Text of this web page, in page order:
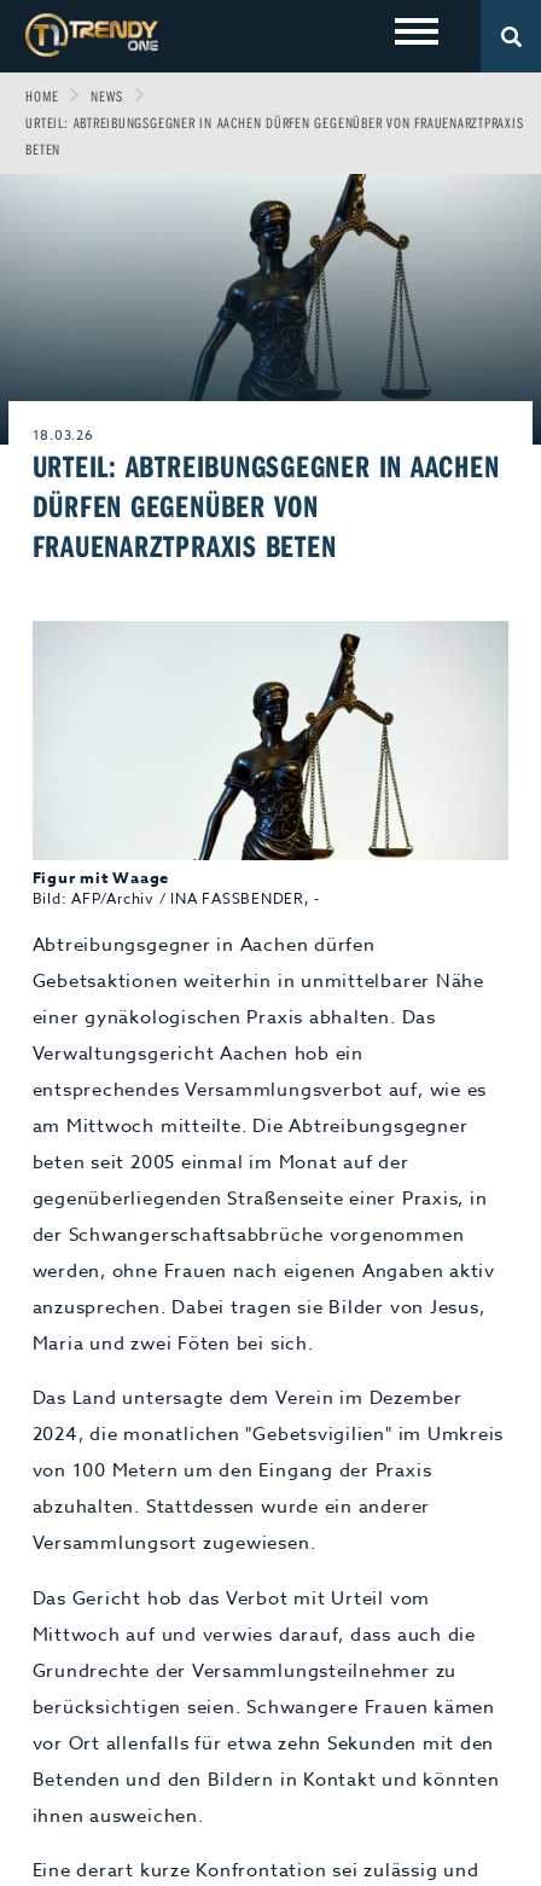
LOKALES
Augsburg
Ulm
FOTOS
VIDEOS
ÜBER UNS
Team
Jobs & Karriere
WERBEN BEI TRENDYONE
MEHR+
Sport
Entertainment
Genuss
Liebe & Leidenschaft
Automobil
Gewinnspiele
Fun
Start-Up
Magazin E-Paper
Kontakt
Impressum
HOME
NEWS
URTEIL: ABTREIBUNGSGEGNER IN AACHEN DÜRFEN GEGENÜBER VON FRAUENARZTPRAXIS
BETEN
18.03.26
URTEIL: ABTREIBUNGSGEGNER IN AACHEN
DÜRFEN GEGENÜBER VON
FRAUENARZTPRAXIS BETEN
Figur mit Waage
Bild: AFP/Archiv / INA FASSBENDER, -
Abtreibungsgegner in Aachen dürfen
Gebetsaktionen weiterhin in unmittelbarer Nähe
einer gynäkologischen Praxis abhalten. Das
Verwaltungsgericht Aachen hob ein
entsprechendes Versammlungsverbot auf, wie es
am Mittwoch mitteilte. Die Abtreibungsgegner
beten seit 2005 einmal im Monat auf der
gegenüberliegenden Straßenseite einer Praxis, in
der Schwangerschaftsabbrüche vorgenommen
werden, ohne Frauen nach eigenen Angaben aktiv
anzusprechen. Dabei tragen sie Bilder von Jesus,
Maria und zwei Föten bei sich.
Das Land untersagte dem Verein im Dezember
2024, die monatlichen "Gebetsvigilien" im Umkreis
von 100 Metern um den Eingang der Praxis
abzuhalten. Stattdessen wurde ein anderer
Versammlungsort zugewiesen.
Das Gericht hob das Verbot mit Urteil vom
Mittwoch auf und verwies darauf, dass auch die
Grundrechte der Versammlungsteilnehmer zu
berücksichtigen seien. Schwangere Frauen kämen
vor Ort allenfalls für etwa zehn Sekunden mit den
Betenden und den Bildern in Kontakt und könnten
ihnen ausweichen.
Eine derart kurze Konfrontation sei zulässig und